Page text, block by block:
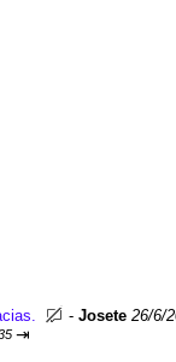
- Josete 26/6/
⇥